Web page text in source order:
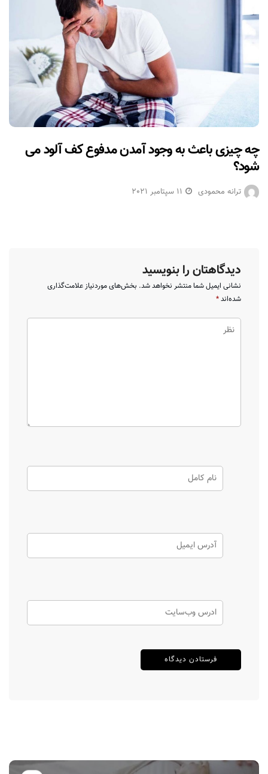
چه چیزی باعث به وجود آمدن مدفوع کف آلود می
شود؟
ترانه محمودی 11 سپتامبر 2021
دیدگاهتان را بنویسید
نشانی ایمیل شما منتشر نخواهد شد. بخش‌های موردنیاز علامت‌گذاری
شده‌اند*